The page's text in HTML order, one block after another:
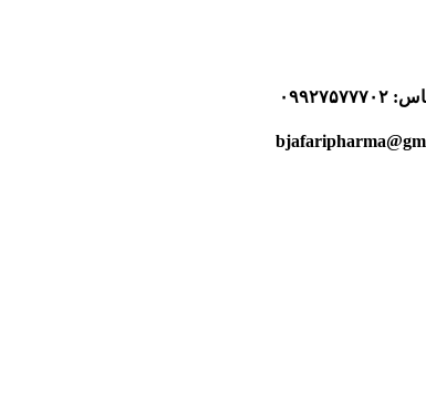
۰۹۹۲۷۵۷۷۷۰۲